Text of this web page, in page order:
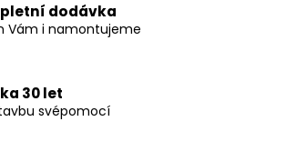
dodávka
Vám i namontujeme
30 let
svépomocí